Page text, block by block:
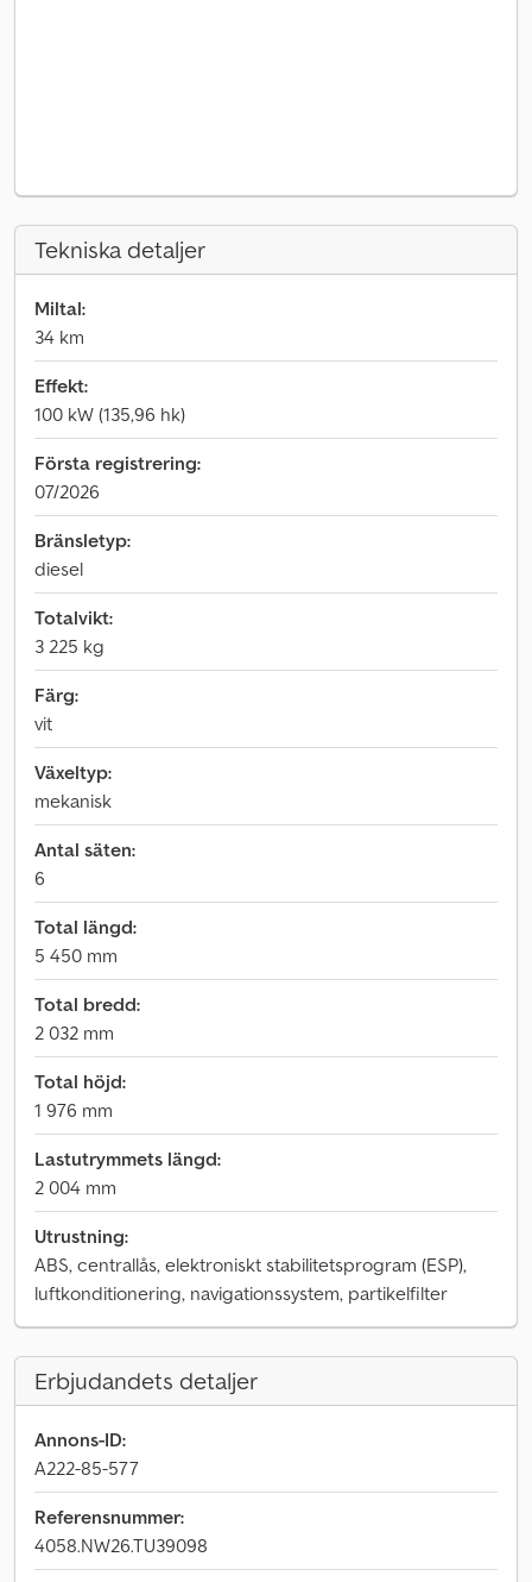
Tekniska detaljer
Miltal:
34 km
Effekt:
100 kW (135,96 hk)
Första registrering:
07/2026
Bränsletyp:
diesel
Totalvikt:
3 225 kg
Färg:
vit
Växeltyp:
mekanisk
Antal säten:
6
Total längd:
5 450 mm
Total bredd:
2 032 mm
Total höjd:
1 976 mm
Lastutrymmets längd:
2 004 mm
Utrustning:
ABS, centrallås, elektroniskt stabilitetsprogram (ESP),
luftkonditionering, navigationssystem, partikelfilter
Erbjudandets detaljer
Annons-ID:
A222-85-577
Referensnummer:
4058.NW26.TU39098